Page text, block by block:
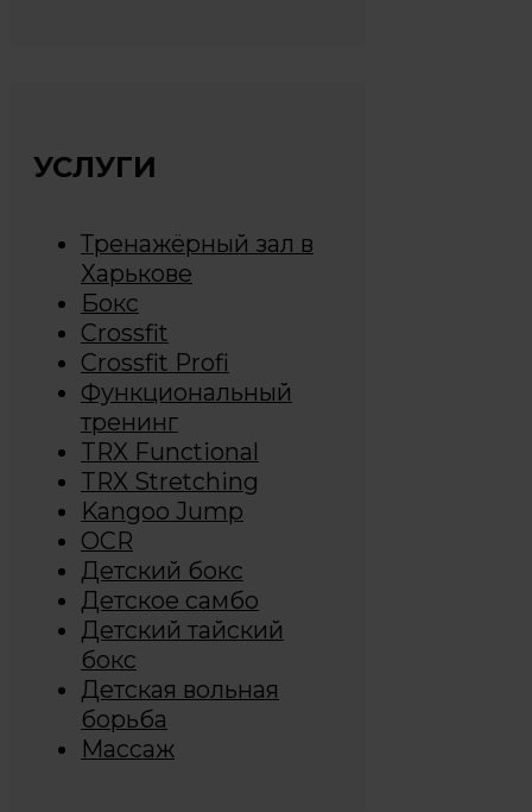
УСЛУГИ
Тренажёрный зал в
Харькове
Бокс
Crossfit
Crossfit Profi
Функциональный
тренинг
TRX Functional
TRX Stretching
Kangoo Jump
OCR
Детский бокс
Детское самбо
Детский тайский
бокс
Детская вольная
борьба
Массаж